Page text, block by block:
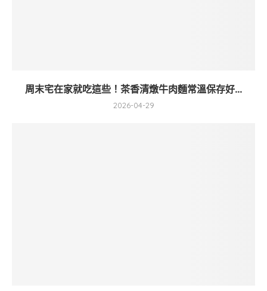
周末宅在家就吃這些！茶香清燉牛肉麵常溫保存好...
2026-04-29